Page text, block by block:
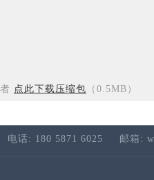
点此下载压缩包 （0.5MB）
电话: 180 5871 6025 邮箱: